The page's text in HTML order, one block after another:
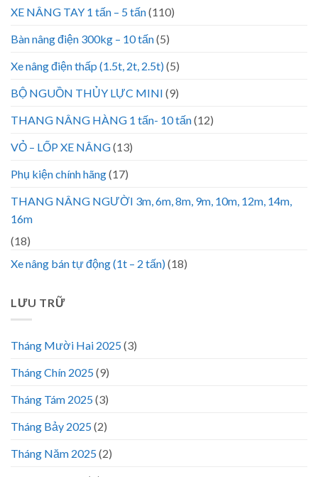
XE NÂNG TAY 1 tấn – 5 tấn(110)
Bàn nâng điện 300kg – 10 tấn(5)
Xe nâng điện thấp (1.5t, 2t, 2.5t)(5)
BỘ NGUỒN THỦY LỰC MINI (9)
THANG NÂNG HÀNG 1 tấn- 10 tấn(12)
VỎ – LỐP XE NÂNG(13)
Phụ kiện chính hãng(17)
THANG NÂNG NGƯỜI 3m, 6m, 8m, 9m, 10m, 12m, 14m,
16m
(18)
Xe nâng bán tự động (1t – 2 tấn)(18)
LƯU TRỮ
Tháng Mười Hai 2025(3)
Tháng Chín 2025(9)
Tháng Tám 2025(3)
Tháng Bảy 2025(2)
Tháng Năm 2025(2)